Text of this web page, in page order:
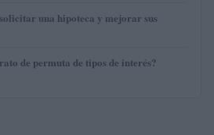
una hipoteca y mejorar sus
de permuta de tipos de interés?